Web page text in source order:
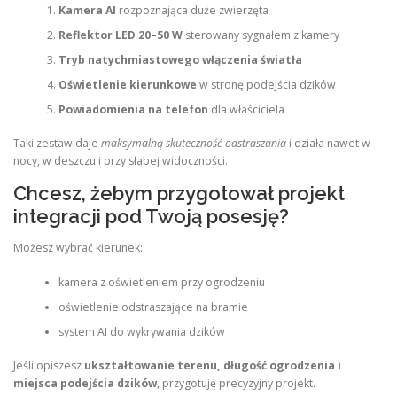
Kamera AI rozpoznająca duże zwierzęta
Reflektor LED 20–50 Wsterowany sygnałem z kamery
Tryb natychmiastowego włączenia światła
Oświetlenie kierunkowe w stronę podejścia dzików
Powiadomienia na telefon dla właściciela
Taki zestaw daje maksymalną skuteczność odstraszania i działa nawet w
nocy, w deszczu i przy słabej widoczności.
Chcesz, żebym przygotował projekt
integracji pod Twoją posesję?
Możesz wybrać kierunek:
kamera z oświetleniem przy ogrodzeniu
oświetlenie odstraszające na bramie
system AI do wykrywania dzików
Jeśli opiszesz ukształtowanie terenu, długość ogrodzenia i
miejsca podejścia dzików, przygotuję precyzyjny projekt.